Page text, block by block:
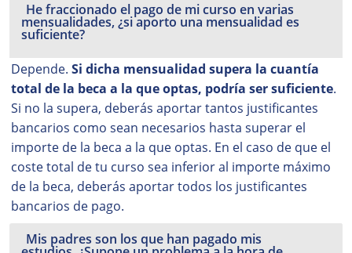
He fraccionado el pago de mi curso en varias
mensualidades, ¿si aporto una mensualidad es
suficiente?
Depende.Si dicha mensualidad supera la cuantía
total de la beca a la que optas, podría ser suficiente.
Si no la supera, deberás aportar tantos justificantes
bancarios como sean necesarios hasta superar el
importe de la beca a la que optas. En el caso de que el
coste total de tu curso sea inferior al importe máximo
de la beca, deberás aportar todos los justificantes
bancarios de pago.
Mis padres son los que han pagado mis